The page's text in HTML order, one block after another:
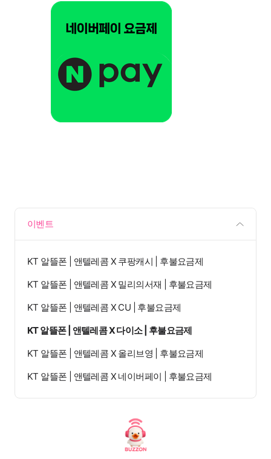
이벤트
KT 알뜰폰 | 앤텔레콤 X 쿠팡캐시 | 후불요금제
KT 알뜰폰 | 앤텔레콤 X 밀리의서재 | 후불요금제
KT 알뜰폰 | 앤텔레콤 X CU | 후불요금제
KT 알뜰폰 | 앤텔레콤 X 다이소 | 후불요금제
KT 알뜰폰 | 앤텔레콤 X 올리브영 | 후불요금제
KT 알뜰폰 | 앤텔레콤 X 네이버페이 | 후불요금제